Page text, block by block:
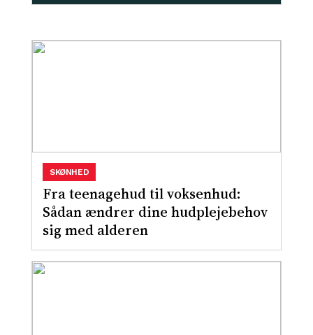
Fra teenagehud til voksenhud:
Sådan ændrer dine hudplejebehov
sig med alderen
SKØNHED